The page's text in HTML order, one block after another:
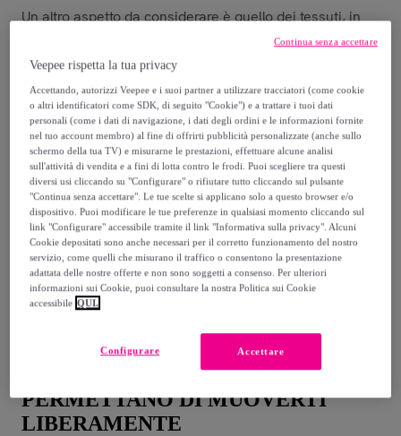
Un altro aspetto da considerare è quello dei tessuti, in
quanto svolgono un ruolo fondamentale per assicurare
un elevato livello di comfort e migliori prestazioni. Per
una maggiore libertà di movimento la maggioranza dei
capi sportivi è realizzata anche con materiali elastici.
Per attività come la corsa o il fitness, ad esempio, è
consigliabile optare per tessuti traspiranti, che aiutino a
regolare la temperatura corporea e mantenere la pelle
asciutta.
Per attività outdoor scegli capi impermeabili, versatili,
traspiranti e leggeri che possano assicurarti il massimo
comfort durante l’attività e siano resistenti alle
intemperie, proteggendo il tuo corpo dagli agenti esterni.
SCEGLI CAPI CHE TI
PERMETTANO DI MUOVERTI
LIBERAMENTE
Veepee rispetta la tua privacy
Accettando, autorizzi Veepee e i suoi partner a utilizzare tracciatori (come cookie
o altri identificatori come SDK, di seguito "Cookie") e a trattare i tuoi dati
personali (come i dati di navigazione, i dati degli ordini e le informazioni fornite
nel tuo account membro) al fine di offrirti pubblicità personalizzate (anche sullo
schermo della tua TV) e misurarne le prestazioni, effettuare alcune analisi
sull'attività di vendita e a fini di lotta contro le frodi. Puoi scegliere tra questi
diversi usi cliccando su "Configurare" o rifiutare tutto cliccando sul pulsante
"Continua senza accettare". Le tue scelte si applicano solo a questo browser e/o
dispositivo. Puoi modificare le tue preferenze in qualsiasi momento cliccando sul
link "Configurare" accessibile tramite il link "Informativa sulla privacy". Alcuni
Cookie depositati sono anche necessari per il corretto funzionamento del nostro
servizio, come quelli che misurano il traffico o consentono la presentazione
adattata delle nostre offerte e non sono soggetti a consenso. Per ulteriori
informazioni sui Cookie, puoi consultare la nostra Politica sui Cookie
accessibile QUI.
Accettare
Configurare
Continua senza accettare